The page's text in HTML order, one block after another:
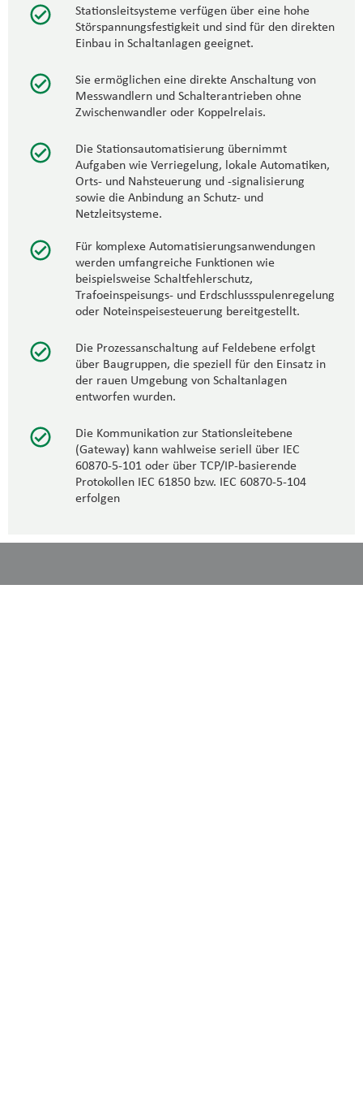
Stationsleitsysteme verfügen über eine hohe
Störspannungsfestigkeit und sind für den direkten
Einbau in Schaltanlagen geeignet.
Sie ermöglichen eine direkte Anschaltung von
Messwandlern und Schalterantrieben ohne
Zwischenwandler oder Koppelrelais.
Die Stationsautomatisierung übernimmt
Aufgaben wie Verriegelung, lokale Automatiken,
Orts- und Nahsteuerung und -signalisierung
sowie die Anbindung an Schutz- und
Netzleitsysteme.
Für komplexe Automatisierungsanwendungen
werden umfangreiche Funktionen wie
beispielsweise Schaltfehlerschutz,
Trafoeinspeisungs- und Erdschlussspulenregelung
oder Noteinspeisesteuerung bereitgestellt.
Die Prozessanschaltung auf Feldebene erfolgt
über Baugruppen, die speziell für den Einsatz in
der rauen Umgebung von Schaltanlagen
entworfen wurden.
Die Kommunikation zur Stationsleitebene
(Gateway) kann wahlweise seriell über IEC
60870-5-101 oder über TCP/IP-basierende
Protokollen IEC 61850 bzw. IEC 60870-5-104
erfolgen